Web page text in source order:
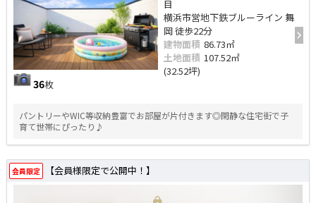
36枚
目
横浜市営地下鉄ブルーライン 舞
岡 徒歩22分
建物面積 86.73㎡
土地面積 107.52㎡
(32.52坪)
パントリーやWIC等収納豊富でお部屋が片付きます◎閑静な住宅街で子
育て世帯にぴったり♪
会員限定 【会員様限定で公開中！】